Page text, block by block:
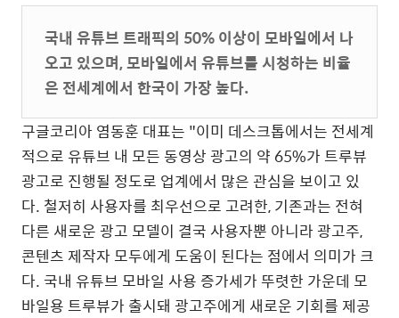
국내 유튜브 트래픽의 50% 이상이 모바일에서 나
오고 있으며, 모바일에서 유튜브를 시청하는 비율
은 전세계에서 한국이 가장 높다.
구글코리아 염동훈 대표는 "이미 데스크톱에서는 전세계
적으로 유튜브 내 모든 동영상 광고의 약 65%가 트루뷰
광고로 진행될 정도로 업계에서 많은 관심을 보이고 있
다. 철저히 사용자를 최우선으로 고려한, 기존과는 전혀
다른 새로운 광고 모델이 결국 사용자뿐 아니라 광고주,
콘텐츠 제작자 모두에게 도움이 된다는 점에서 의미가 크
다. 국내 유튜브 모바일 사용 증가세가 뚜렷한 가운데 모
바일용 트루뷰가 출시돼 광고주에게 새로운 기회를 제공